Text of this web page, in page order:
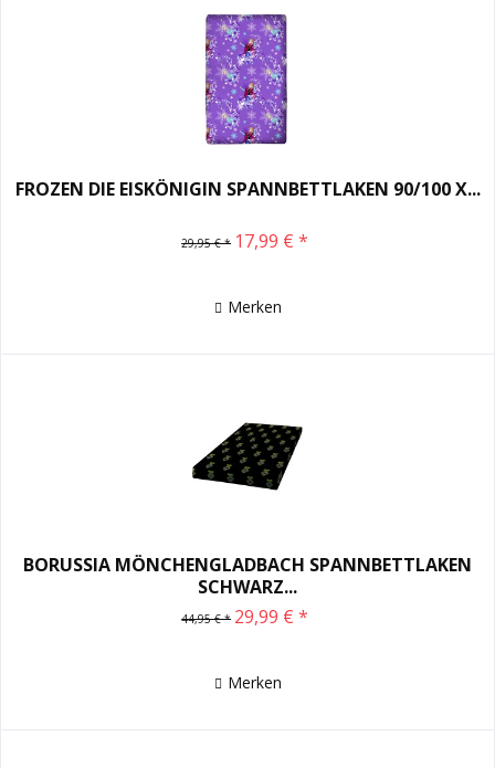
FROZEN DIE EISKÖNIGIN SPANNBETTLAKEN 90/100 X...
29,95 € * 17,99 € *
Merken
BORUSSIA MÖNCHENGLADBACH SPANNBETTLAKEN
SCHWARZ...
44,95 € * 29,99 € *
Merken